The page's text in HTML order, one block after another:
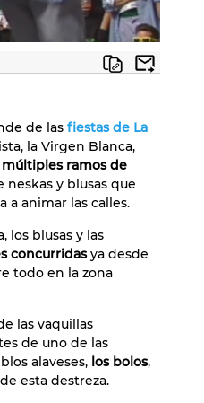
de las fiestas de La
la Virgen Blanca,
múltiples ramos de
y blusas que
a animar las calles.
los blusas y las
concurridasya desde
todo en la zona
las vaquillas
de uno de las
alaveses, los bolos,
esta destreza.